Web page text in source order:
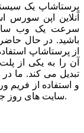
پرستاشاپ یک
آنلاین اپن
سرعت یک وب
از پرستاشاپ
آن را به یکی از
تبدیل می کند. ما در
و استفاده از
سایت های روز جهان را برای شما طراحی می کنیم.